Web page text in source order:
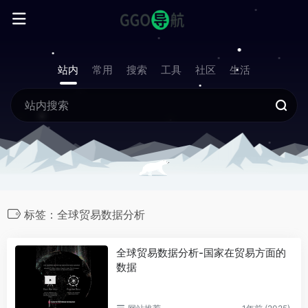
站内 常用 搜索 工具 社区 生活
标签：全球贸易数据分析
全球贸易数据分析-国家在贸易方面的
数据